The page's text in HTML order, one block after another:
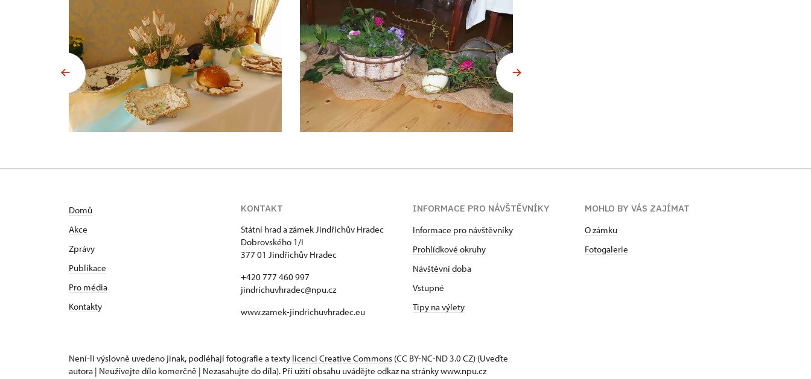
Domů
Akce
Zprávy
Publikace
Pro média
Kontakty
KONTAKT
Státní hrad a zámek Jindřichův Hradec
Dobrovského 1/I
377 01 Jindřichův Hradec
+420 777 460 997
jindrichuvhradec@npu.cz
www.zamek-jindrichuvhradec.eu
INFORMACE PRO NÁVŠTĚVNÍKY
Informace pro návštěvníky
Prohlídkové okruhy
Návštěvní doba
Vstupné
Tipy na výlety
MOHLO BY VÁS ZAJÍMAT
O zámku
Fotogalerie
Není-li výslovně uvedeno jinak, podléhají fotografie a texty licenci Creative Commons (CC BY-NC-ND 3.0 CZ) (Uveďte
autora | Neužívejte dílo komerčně | Nezasahujte do díla). Při užití obsahu uvádějte odkaz na stránky www.npu.cz